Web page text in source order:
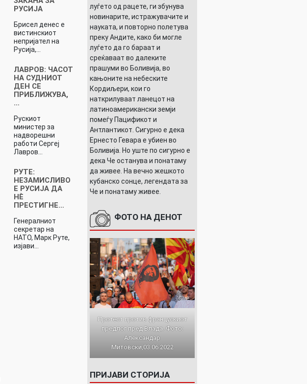
РУСИЈА
Брисел денес е
вистинскиот
непријател на
Русија,…
ЛАВРОВ: ЧАСОТ
НА СУДНИОТ
ДЕН СЕ
ПРИБЛИЖУВА,
…
Рускиот
министер за
надворешни
работи Сергеј
Лавров…
РУТЕ:
НЕЗАМИСЛИВО
Е РУСИЈА ДА
НÈ
ПРЕСТИГНЕ…
Генералниот
секретар на
НАТО, Марк Руте,
изјави…
луѓето од рацете, ги збунува
новинарите, истражувачите и
науката, и повторно полетува
преку Андите, како би могле
луѓето да го бараат и
среќаваат во далеките
прашуми во Боливија, во
кањоните на небеските
Кордиљери, кои го
наткрилуваат ланецот на
латиноамерикански земји
помеѓу Пацификот и
Антлантикот. Сигурно е дека
Ернесто Гевара е убиен во
Боливија. Но уште по сигурно е
дека Че останува и понатаму
да живее. На вечно жешкото
кубанско сонце, легендата за
Че и понатаму живее.
ФОТО НА ДЕНОТ
Протест против францускиот
предлог пред Влада. Фото:
Александар
Митовски,03.06.2022
ПРИЈАВИ СТОРИЈА